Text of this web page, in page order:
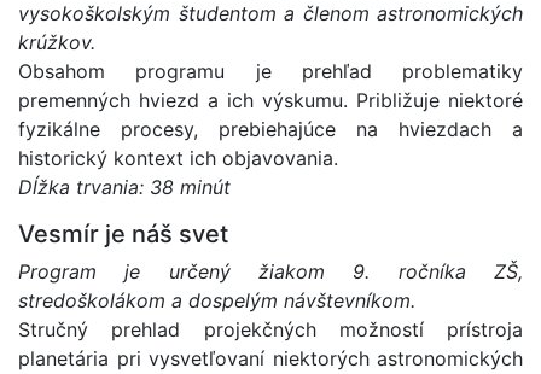
vysokoškolským študentom a členom astronomických
krúžkov.
Obsahom programu je prehľad problematiky
premenných hviezd a ich výskumu. Približuje niektoré
fyzikálne procesy, prebiehajúce na hviezdach a
historický kontext ich objavovania.
Dĺžka trvania: 38 minút
Vesmír je náš svet
Program je určený žiakom 9. ročníka ZŠ,
stredoškolákom a dospelým návštevníkom.
Stručný prehlad projekčných možností prístroja
planetária pri vysvetľovaní niektorých astronomických